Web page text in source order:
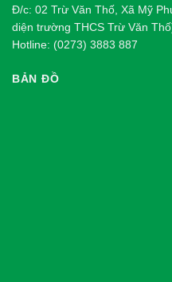
Đ/c: 02 Trừ Văn Thố, Xã Mỹ
diện trường THCS Trừ Văn
Hotline: (0273) 3883 887
BẢN ĐỒ